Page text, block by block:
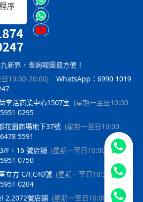
序
新界，查詢報團最方便！
日10:00-20:00)
WhatsApp：6990 1019
李活商業中心1507室 (星期一至日10:00-
0295
花園商場地下37號 (星期一至日10:00-
5591
F，16 號店舖 (星期一至日10:00-
0750
立方 C/F,C40號 (星期一至日10:30-
0204
2,2072號店鋪 (星期一至日10:00-
立即